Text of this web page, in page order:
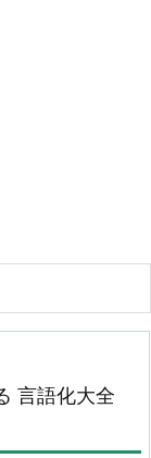
言語化大全